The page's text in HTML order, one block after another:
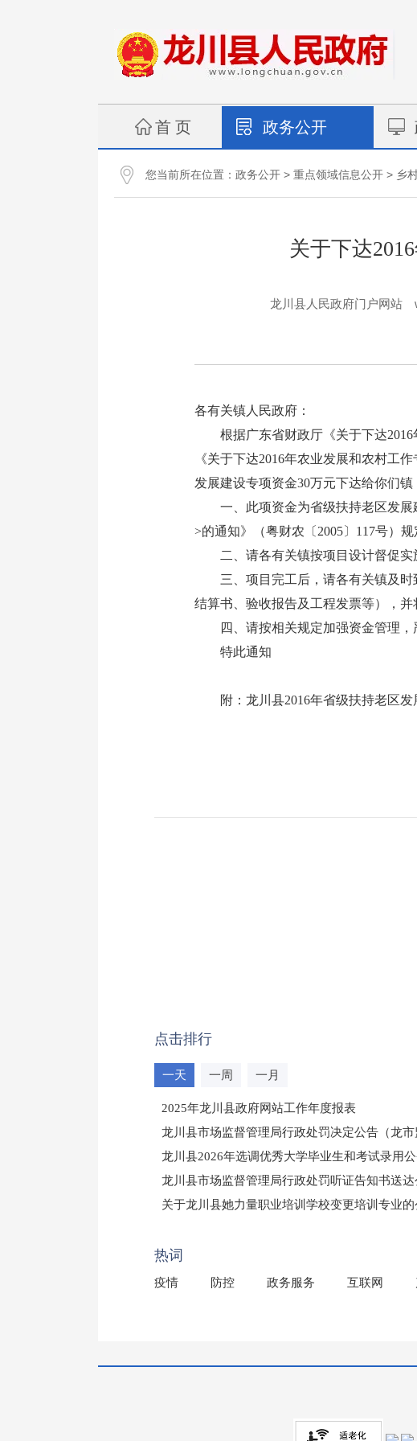
首 页 政务公开
您当前所在位置： 政务公开 > 重点领域信息公开 > 乡
关于下达
龙川县人民政府门户网站
各有关镇人民政府：
根据广东省财政厅《关于下达2016
《关于下达2016年农业发展和农村工
发展建设专项资金30万元下达给你们
一、此项资金为省级扶持老区发展
>的通知》（粤财农〔2005〕117号）
二、请各有关镇按项目设计督促实
三、项目完工后，请各有关镇及时
结算书、验收报告及工程发票等），并
四、请按相关规定加强资金管理，
特此通知
附：龙川县2016年省级扶持老区
点击排行
一天 一周 一月
2025年龙川县政府网站工作年度报表
龙川县市场监督管理局行政处罚决定公告（龙市
龙川县2026年选调优秀大学毕业生和考试录用
龙川县市场监督管理局行政处罚听证告知书送达
（龙市监罚送告〔2026〕71号）
关于龙川县她力量职业培训学校变更培训专业
热词
疫情 防控 政务服务 互联网